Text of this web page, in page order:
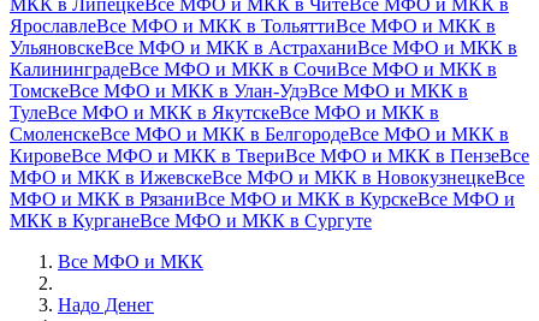
МКК в ЛипецкеВсе МФО и МКК в ЧитеВсе МФО и МКК в
ЯрославлеВсе МФО и МКК в ТольяттиВсе МФО и МКК в
УльяновскеВсе МФО и МКК в АстраханиВсе МФО и МКК в
КалининградеВсе МФО и МКК в СочиВсе МФО и МКК в
ТомскеВсе МФО и МКК в Улан-УдэВсе МФО и МКК в
ТулеВсе МФО и МКК в ЯкутскеВсе МФО и МКК в
СмоленскеВсе МФО и МКК в БелгородеВсе МФО и МКК в
КировеВсе МФО и МКК в ТвериВсе МФО и МКК в ПензеВсе
МФО и МКК в ИжевскеВсе МФО и МКК в НовокузнецкеВсе
МФО и МКК в РязаниВсе МФО и МКК в КурскеВсе МФО и
МКК в КурганеВсе МФО и МКК в Сургуте
Все МФО и МКК
Надо Денег